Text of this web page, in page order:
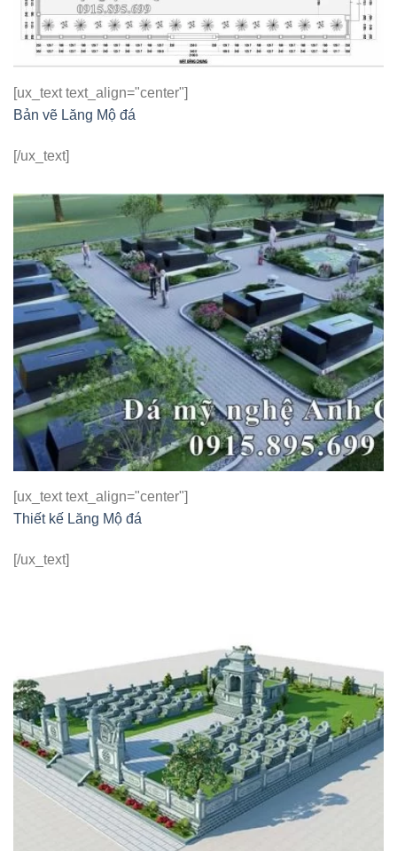
[ux_text text_align="center"]
Bản vẽ Lăng Mộ đá
[/ux_text]
[ux_text text_align="center"]
Thiết kế Lăng Mộ đá
[/ux_text]